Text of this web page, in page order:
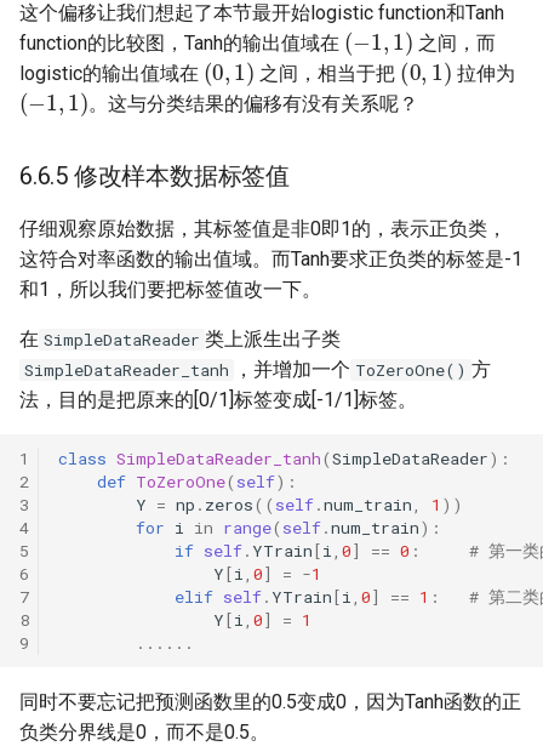
这个偏移让我们想起了本节最开始logistic function和Tanh
function的比较图，Tanh的输出值域在
(−1,1)
之间，而
logistic的输出值域在
(0,1)
之间，相当于把
(0,1)
拉伸为
(−1,1)
。这与分类结果的偏移有没有关系呢？
6.6.5 修改样本数据标签值
仔细观察原始数据，其标签值是非0即1的，表示正负类，
这符合对率函数的输出值域。而Tanh要求正负类的标签是-1
和1，所以我们要把标签值改一下。
在 SimpleDataReader 类上派生出子类
SimpleDataReader_tanh ，并增加一个 ToZeroOne() 方
法，目的是把原来的[0/1]标签变成[-1/1]标签。
class SimpleDataReader_tanh(SimpleDataReader):
def ToZeroOne( self):
Y = np . zeros(( self.num_train, 1 ))
for i in range( self.num_train):
if self. YTrain[i, 0] == 0 :
# 第一类
Y[i, 0] = -1
elif self. YTrain[i, 0] == 1 :
# 第二类
Y[i, 0] = 1
......
同时不要忘记把预测函数里的0.5变成0，因为Tanh函数的正
负类分界线是0，而不是0.5。